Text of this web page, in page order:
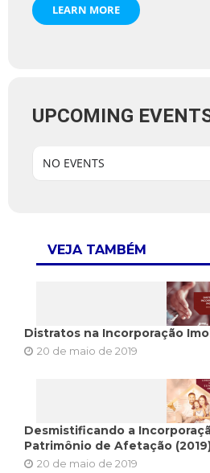
LEARN MORE
UPCOMING
NO EVENTS
VEJA TAMBÉM
Distratos na Incorporação
20 de maio de 2019
Desmistificando a
Patrimônio de Afetação
20 de maio de 2019